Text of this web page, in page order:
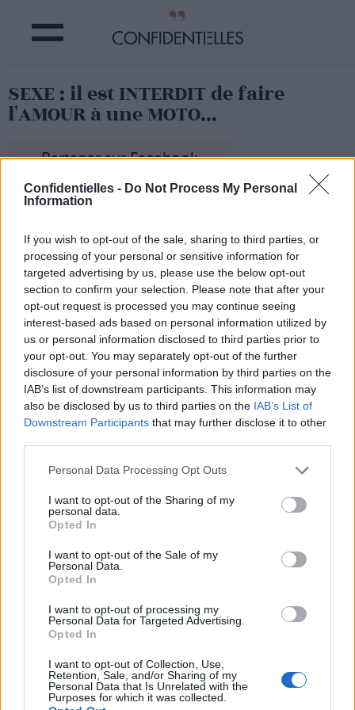
Confidentielles - Do Not Process My Personal
Information
If you wish to opt-out of the sale, sharing to third parties, or
processing of your personal or sensitive information for
targeted advertising by us, please use the below opt-out
section to confirm your selection. Please note that after your
opt-out request is processed you may continue seeing
interest-based ads based on personal information utilized by
us or personal information disclosed to third parties prior to
your opt-out. You may separately opt-out of the further
disclosure of your personal information by third parties on the
IAB’s list of downstream participants. This information may
also be disclosed by us to third parties on the IAB’s List of
Downstream Participants that may further disclose it to other
Personal Data Processing Opt Outs
I want to opt-out of the Sharing of my
personal data.
Opted In
I want to opt-out of the Sale of my
Personal Data.
Opted In
I want to opt-out of processing my
Personal Data for Targeted Advertising.
Opted In
I want to opt-out of Collection, Use,
Retention, Sale, and/or Sharing of my
Personal Data that Is Unrelated with the
Purposes for which it was collected.
SEXE : il est INTERDIT de faire
l'AMOUR à une MOTO...
Partager sur Facebook
... à Londres ! Vous avez dit
Voici un petit florilège des
lois les plus folles
concernant le sexe dans le
monde !
1. En Floride,impossible de
forniquer tranquillou avec
un porc-épic. C'est la loi !
2. En Indonésie, se
masturber est passible de
la peine de mort. Ouhhhh
ça rigole pas fort là-bas !
3. En Bolivie,un homme
ne peut pas faire l'amour à
4. Dans le Minnesota,impossible de faire l'amour avec
une brosse à dents à sa dulcinée.
5. A Birmingham, en Angleterre,
coucher du soleil ! Et avant, alors, on peut ?
6. Dans l'Oregon, aux Etats-Unis,
un homme ne peut pas
tenir de propos salaces pendant l'amour.
7. En Ouganda, il est formellement interdit d'écouter de
la musique à "caractère érotique" ! La question est : ont-
ils banni Barry White ?
policier ne peut pas vous verbaliser si vous faites
l'amour... dans une voiture garée.
Crédit photo / Instagram